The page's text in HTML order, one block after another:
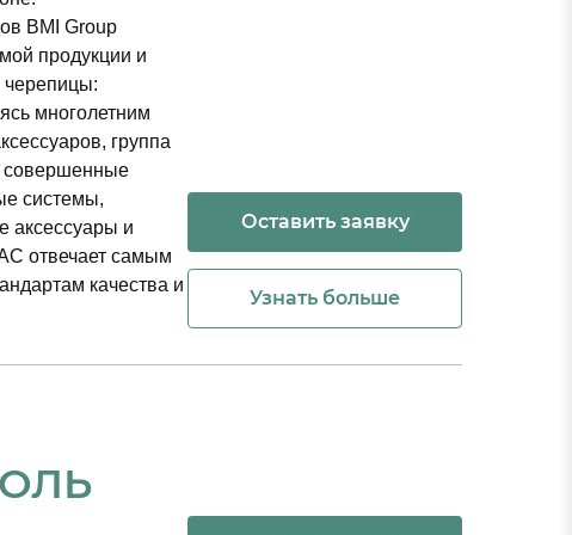
BMI Group
продукции и
черепицы:
многолетним
группа
совершенные
системы,
аксессуары и
отвечает самым
качества и
Оставить заявку
Узнать больше
звонок»,
данных (далее
звонка,
(ИНН 5040145763),
Театральная, корп. 8, оф.
данных со следующими
автоматизации, так и с